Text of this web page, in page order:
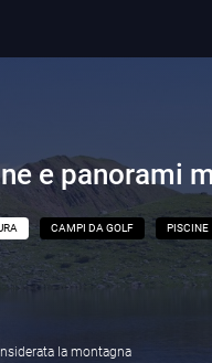
e panorami
CAMPI DA GOLF PISCINE
la montagna